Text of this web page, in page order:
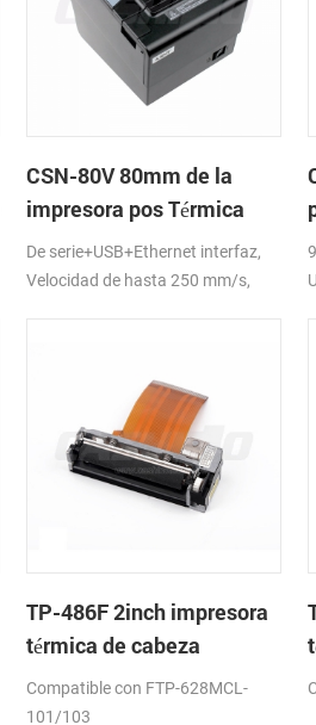
CSN-80V 80mm de la
impresora pos Térmica
De serie+USB+Ethernet interfaz,
Velocidad de hasta 250 mm/s,
TP-486F 2inch impresora
térmica de cabeza
Compatible con FTP-628MCL-
101/103